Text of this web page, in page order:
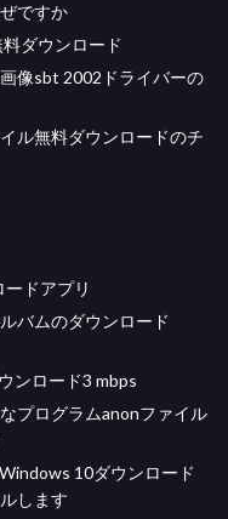
ですか
ダウンロード
像sbt 2002ドライバーの
ル無料ダウンロードのチ
ドアプリ
バムのダウンロード
ンロード3 mbps
プログラムanonファイル
10ダウンロード
します